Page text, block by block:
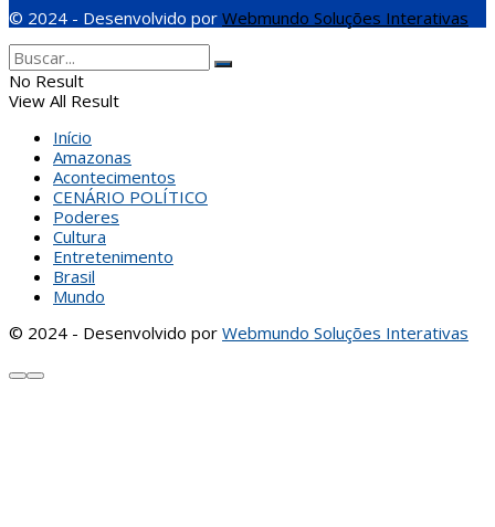
© 2024 - Desenvolvido por Webmundo Soluções Interativas
No Result
View All Result
Início
Amazonas
Acontecimentos
CENÁRIO POLÍTICO
Poderes
Cultura
Entretenimento
Brasil
Mundo
© 2024 - Desenvolvido por Webmundo Soluções Interativas